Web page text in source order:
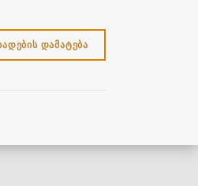
ᲓᲐᲛᲐᲢᲔᲑᲐ